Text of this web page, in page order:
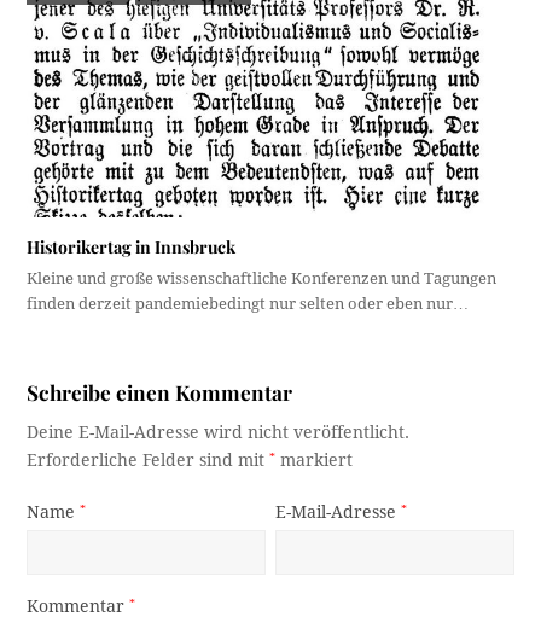
Historikertag in Innsbruck
Kleine und große wissenschaftliche Konferenzen und Tagungen
finden derzeit pandemiebedingt nur selten oder eben nur…
Schreibe einen Kommentar
Deine E-Mail-Adresse wird nicht veröffentlicht.
Erforderliche Felder sind mit* markiert
Name* E-Mail-Adresse*
Kommentar*